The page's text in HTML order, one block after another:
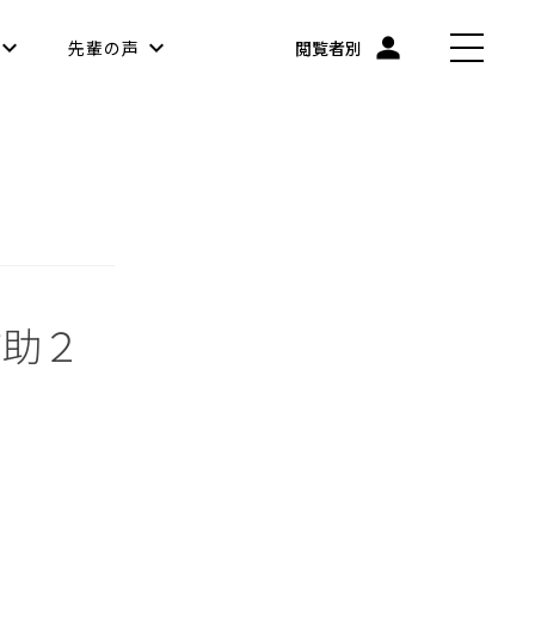
先輩の声 閲覧者別
２